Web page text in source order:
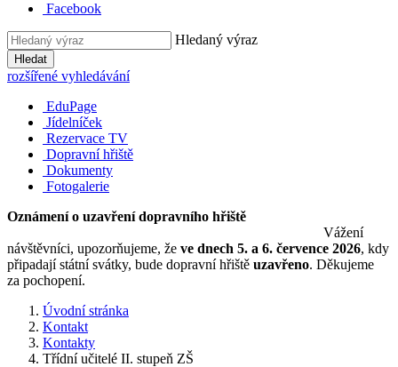
Facebook
Hledaný výraz
Hledat
rozšířené vyhledávání
EduPage
Jídelníček
Rezervace TV
Dopravní hřiště
Dokumenty
Fotogalerie
Oznámení o uzavření dopravního hřiště
Vážení
návštěvníci, upozorňujeme, že ve dnech 5. a 6. července 2026, kdy
připadají státní svátky, bude dopravní hřiště uzavřeno. Děkujeme
za pochopení.
Úvodní stránka
Kontakt
Kontakty
Třídní učitelé II. stupeň ZŠ